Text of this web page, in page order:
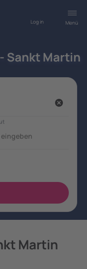
Menü
Log in
Sankt Martin
Martin